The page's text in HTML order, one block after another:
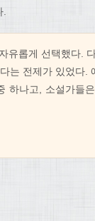
롭게 선택했다.
다는 전제가 있었다
하나고, 소설가들